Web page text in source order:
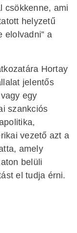
csökkenne, ami
helyzetű
elolvadni” a
Hortay
jelentős
egy
szankciós
vezető azt a
amely
belüli
el tudja érni.